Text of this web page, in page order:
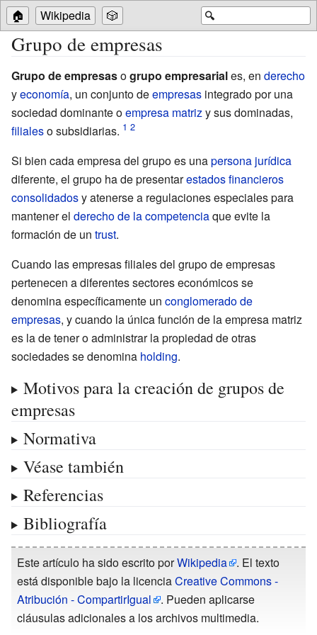
🔍
🏠 Wikipedia 🎲
Grupo de empresas
Grupo de empresasogrupo empresariales, en derecho
yeconomía, un conjunto deempresas integrado por una
sociedad dominante oempresa matriz y sus dominadas,
filialeso subsidiarias.
Si bien cada empresa del grupo es unapersona jurídica
diferente, el grupo ha de presentarestados financieros
consolidadosy atenerse a regulaciones especiales para
mantener el derecho de la competenciaque evite la
formación de un trust.
Cuando las empresas filiales del grupo de empresas
pertenecen a diferentes sectores económicos se
denomina específicamente un conglomerado de
empresas, y cuando la única función de la empresa matriz
es la de tener o administrar la propiedad de otras
sociedades se denomina holding.
Motivos para la creación de grupos de
empresas
Normativa
Véase también
Referencias
Bibliografía
Este artículo ha sido escrito porWikipedia
. El texto
está disponible bajo la licenciaCreative Commons -
Atribución - CompartirIgual
. Pueden aplicarse
cláusulas adicionales a los archivos multimedia.